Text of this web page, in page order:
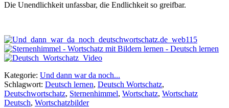
Die Unendlichkeit unfassbar, die Endlichkeit so greifbar.
Kategorie: Und dann war da noch...
Schlagwort: Deutsch lernen, Deutsch Wortschatz,
Deutschwortschatz, Sternenhimmel, Wortschatz, Wortschatz
Deutsch, Wortschatzbilder